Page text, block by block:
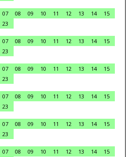
07 08 09 10 11 12 13 14
15
23
07 08 09 10 11 12 13 14
15
23
07 08 09 10 11 12 13 14
15
23
07 08 09 10 11 12 13 14
15
23
07 08 09 10 11 12 13 14
15
23
07 08 09 10 11 12 13 14
15